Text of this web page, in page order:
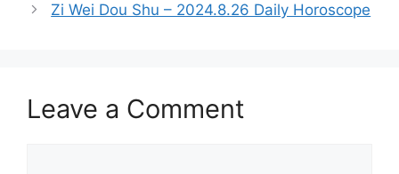
Zi Wei Dou Shu – 2024.8.26 Daily Horoscope
Leave a Comment